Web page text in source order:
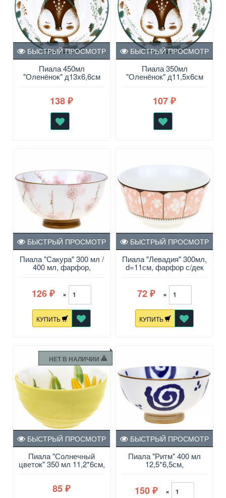
Пиала 450мл
"Оленёнок" д13х6,6см
фарфор с/дек отводка
БЫСТРЫЙ ПРОСМОТР
138 ₽
Пиала 350мл
"Оленёнок" д11,5х6см
фарфор с/дек отво
БЫСТРЫЙ ПРОСМОТР
107 ₽
Пиала "Сакура" 300 мл /
400 мл, фарфор,
подглазурная эмаль,
отводка
БЫСТРЫЙ ПРОСМОТР
126 ₽ ×
КУПИТЬ
Пиала "Левадия" 300мл,
d=11см, фарфор с/дек
отвод
БЫСТРЫЙ ПРОСМОТР
72 ₽ ×
КУПИТЬ
НЕТ В НАЛИЧИИ
Пиала "Солнечный
цветок" 350 мл 11,2*6см,
БЫСТРЫЙ ПРОСМОТР
85 ₽
Пиала "Ритм" 400 мл
12,5*6,5см,
БЫСТРЫЙ ПРОСМОТР
150 ₽ ×